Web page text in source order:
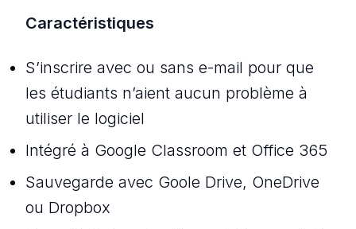
Caractéristiques
S’inscrire avec ou sans e-mail pour que
les étudiants n’aient aucun problème à
utiliser le logiciel
Intégré à Google Classroom et Office 365
Sauvegarde avec Goole Drive, OneDrive
ou Dropbox